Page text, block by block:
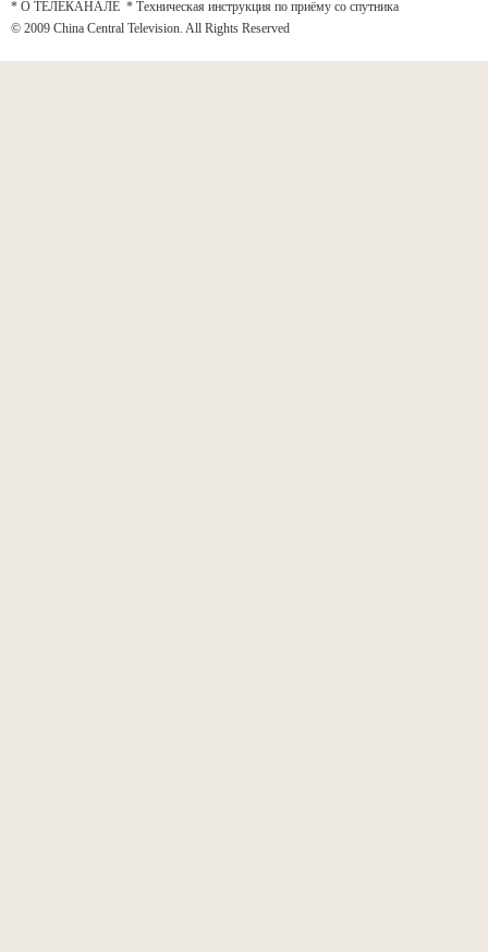
* О ТЕЛЕКАНАЛЕ * Техническая инструкция по приёму со спутника
© 2009 China Central Television. All Rights Reserved